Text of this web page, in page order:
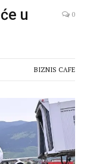
u
0
BIZNIS CAFE